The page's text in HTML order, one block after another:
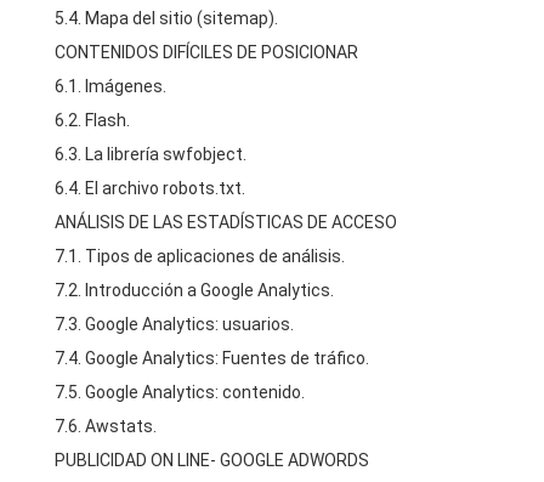
5.4. Mapa del sitio (sitemap).
CONTENIDOS DIFÍCILES DE POSICIONAR
6.1. Imágenes.
6.2. Flash.
6.3. La librería swfobject.
6.4. El archivo robots.txt.
ANÁLISIS DE LAS ESTADÍSTICAS DE ACCESO
7.1. Tipos de aplicaciones de análisis.
7.2. Introducción a Google Analytics.
7.3. Google Analytics: usuarios.
7.4. Google Analytics: Fuentes de tráfico.
7.5. Google Analytics: contenido.
7.6. Awstats.
PUBLICIDAD ON LINE- GOOGLE ADWORDS